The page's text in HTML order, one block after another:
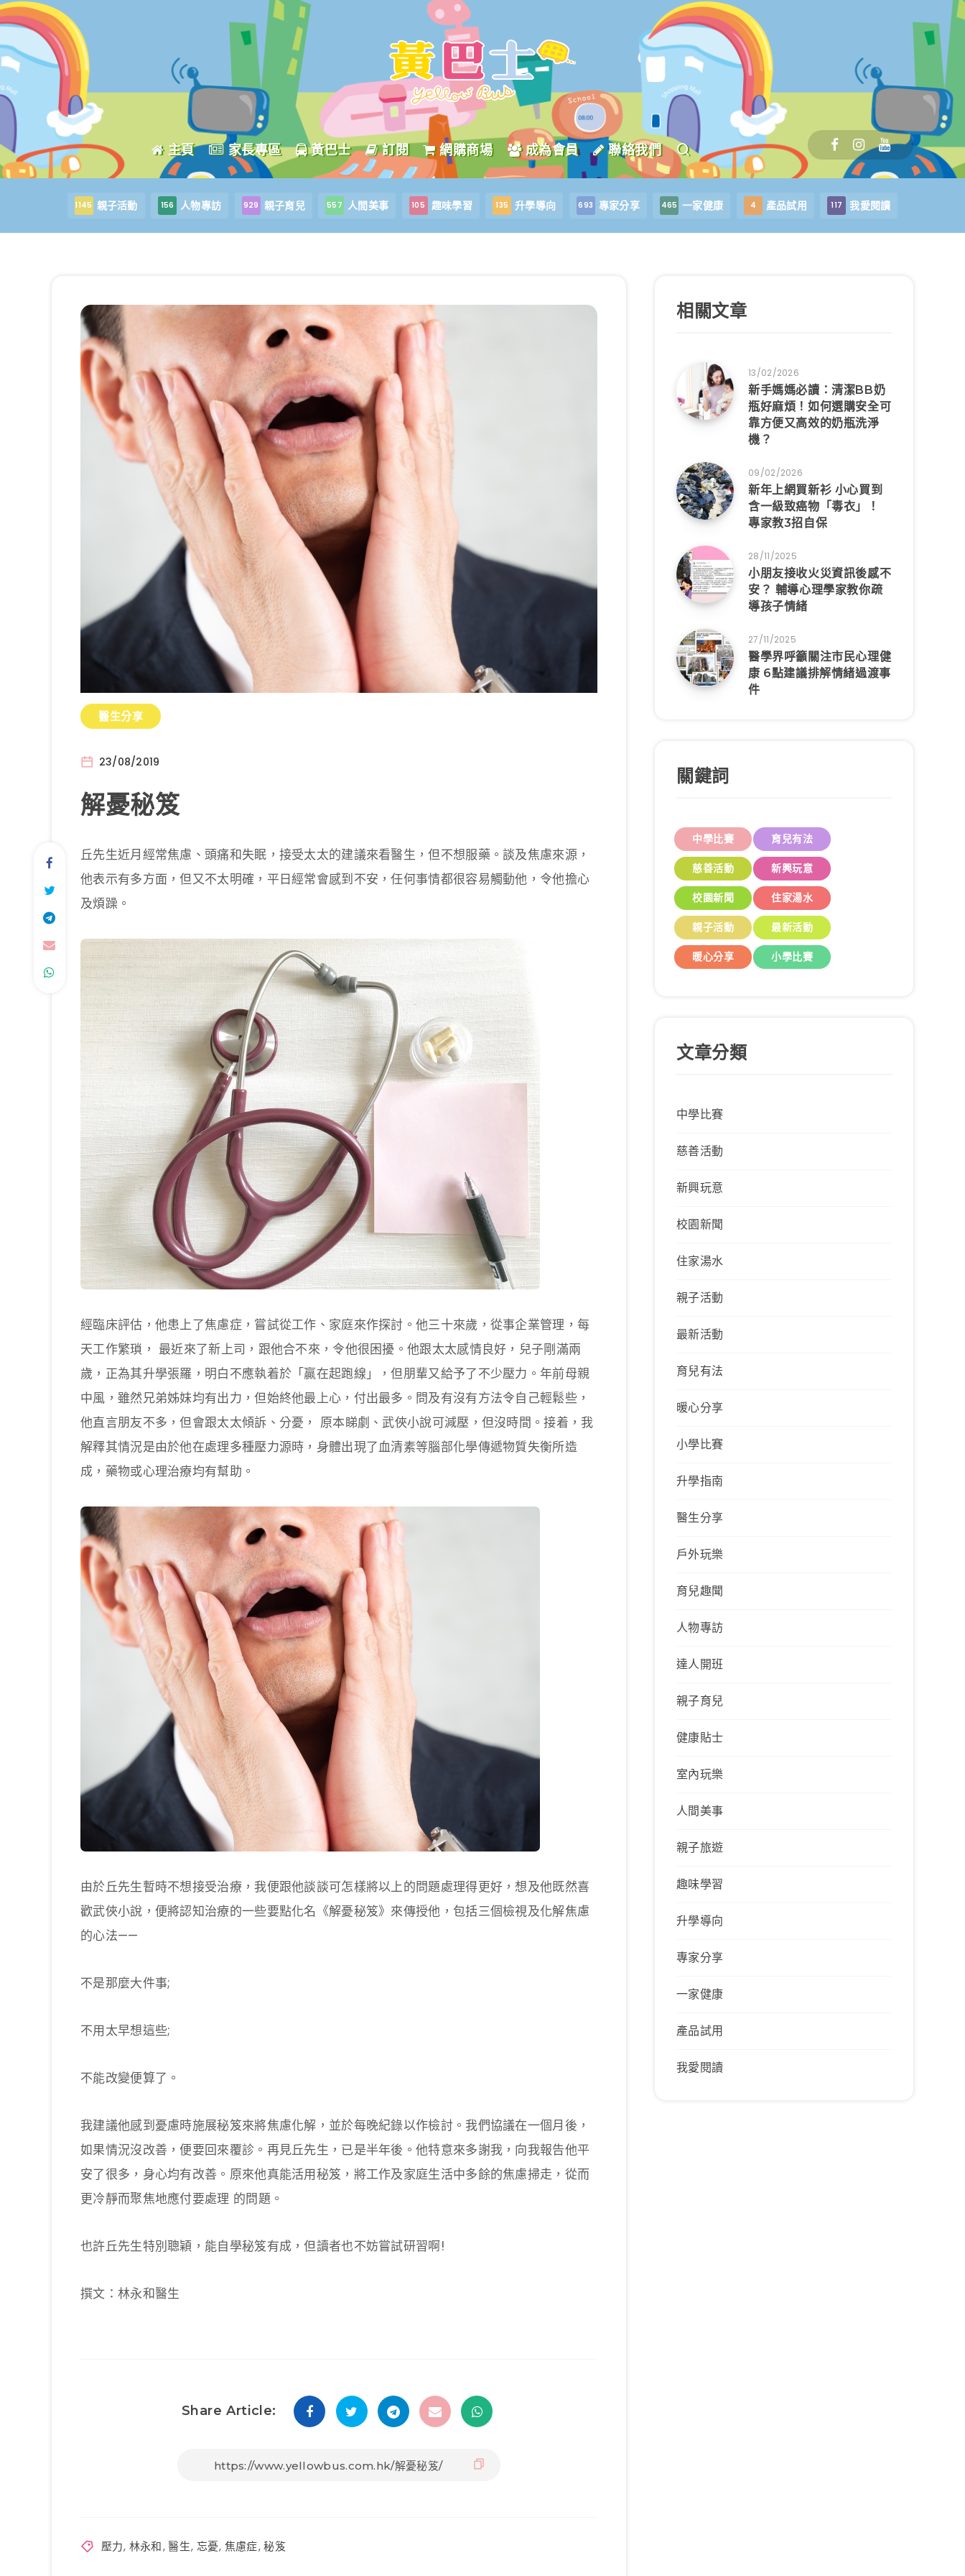
主頁 家長專區 黃巴士 訂閱 網購商場 成為會員 聯絡我們
1145 親子活動 156 人物專訪 929 親子育兒 557 人間美事 105 趣味學習 135 升學導向 693 專家分享 465 一家健康 4 產品試用 117 我愛閱讀
醫生分享
23/08/2019
解憂秘笈
丘先生近月經常焦慮、頭痛和失眠，接受太太的建議來看醫生，但不想服藥。談及焦慮來源，
他表示有多方面，但又不太明確，平日經常會感到不安，任何事情都很容易觸動他，令他擔心
及煩躁。
經臨床評估，他患上了焦慮症，嘗試從工作、家庭來作探討。他三十來歲，從事企業管理，每
天工作繁瑣， 最近來了新上司，跟他合不來，令他很困擾。他跟太太感情良好，兒子剛滿兩
歲，正為其升學張羅，明白不應執着於「贏在起跑線」，但朋輩又給予了不少壓力。年前母親
中風，雖然兄弟姊妹均有出力，但始終他最上心，付出最多。問及有沒有方法令自己輕鬆些，
他直言朋友不多，但會跟太太傾訴、分憂， 原本睇劇、武俠小說可減壓，但沒時間。接着，我
解釋其情況是由於他在處理多種壓力源時，身體出現了血清素等腦部化學傳遞物質失衡所造
成，藥物或心理治療均有幫助。
由於丘先生暫時不想接受治療，我便跟他談談可怎樣將以上的問題處理得更好，想及他既然喜
歡武俠小說，便將認知治療的一些要點化名《解憂秘笈》來傳授他，包括三個檢視及化解焦慮
的心法——
不是那麼大件事;
不用太早想這些;
不能改變便算了。
我建議他感到憂慮時施展秘笈來將焦慮化解，並於每晚紀錄以作檢討。我們協議在一個月後，
如果情況沒改善，便要回來覆診。再見丘先生，已是半年後。他特意來多謝我，向我報告他平
安了很多，身心均有改善。原來他真能活用秘笈，將工作及家庭生活中多餘的焦慮掃走，從而
更冷靜而聚焦地應付要處理 的問題。
也許丘先生特別聰穎，能自學秘笈有成，但讀者也不妨嘗試研習啊!
撰文：林永和醫生
Share Article:
壓力, 林永和,醫生, 忘憂, 焦慮症,秘笈
相關文章
13/02/2026
新手媽媽必讀：清潔BB奶
瓶好麻煩！如何選購安全可
靠方便又高效的奶瓶洗淨
機？
09/02/2026
新年上網買新衫 小心買到
含一級致癌物「毒衣」！
專家教3招自保
28/11/2025
小朋友接收火災資訊後感不
安？ 輔導心理學家教你疏
導孩子情緒
27/11/2025
醫學界呼籲關注市民心理健
康 6點建議排解情緒過渡事
件
關鍵詞
中學比賽 育兒有法
慈善活動 新興玩意
校園新聞 住家湯水
親子活動 最新活動
暖心分享 小學比賽
文章分類
中學比賽
慈善活動
新興玩意
校園新聞
住家湯水
親子活動
最新活動
育兒有法
暖心分享
小學比賽
升學指南
醫生分享
戶外玩樂
育兒趣聞
人物專訪
達人開班
親子育兒
健康貼士
室內玩樂
人間美事
親子旅遊
趣味學習
升學導向
專家分享
一家健康
產品試用
我愛閱讀